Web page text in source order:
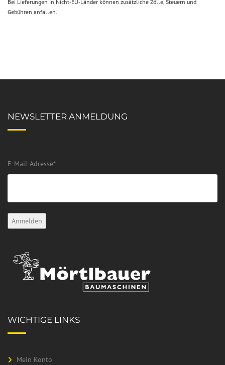
Bei Lieferungen in Nicht-EU-Länder können zusätzliche Zölle, Steuern und
Gebühren anfallen.
NEWSLETTER ANMELDUNG
E-Mail-Adresse*
WICHTIGE LINKS
Mein Konto